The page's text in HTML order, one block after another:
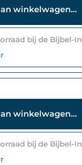
Toevoegen aan winkelwagen
bij de Bijbel-In
Toevoegen aan winkelwagen
bij de Bijbel-In